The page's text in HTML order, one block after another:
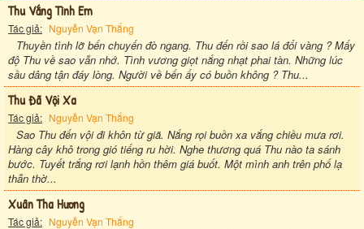
Thu Vắng Tình Em
Tác giả: Nguyễn Vạn Thắng
Thuyền tình lỡ bến chuyến đò ngang. Thu đến rồi sao lá đổi vàng ? Mấy
độ Thu về sao vẫn nhớ. Tình vương giọt nắng nhạt phai tàn. Những lúc
sầu dâng tận đáy lòng. Người về bến ấy có buồn không ? Thu...
Thu Đã Vội Xa
Tác giả: Nguyễn Vạn Thắng
Sao Thu đến vội đi khôn từ giã. Nắng rọi buồn xa vắng chiều mưa rơi.
Hàng cây khô trong gió tiếng ru hời. Nghe thương quá Thu nào ta sánh
bước. Tuyết trắng rơi lạnh hồn thêm giá buốt. Một mình anh trên phố lạ
thẫn thờ...
Xuân Tha Hương
Tác giả: Nguyễn Vạn Thắng